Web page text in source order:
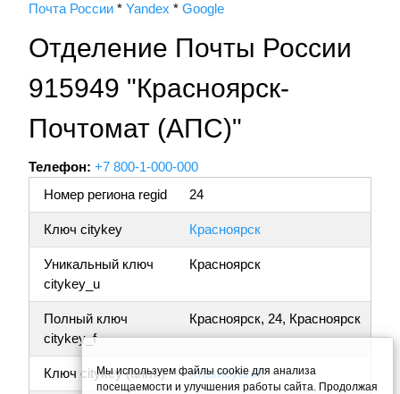
Почта России * Yandex * Google
Отделение Почты России
915949 "Красноярск-
Почтомат (АПС)"
Телефон: +7 800-1-000-000
Номер региона regid
24
Ключ citykey Красноярск
Уникальный ключ
citykey_u
Красноярск
Полный ключ
citykey_f
Красноярск, 24, Красноярск
Ключ citykey (англ.) Krasnoyarsk
Мы используем файлы cookie для анализа
посещаемости и улучшения работы сайта. Продолжая